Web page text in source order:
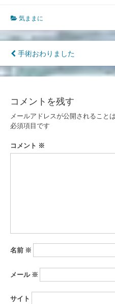
気ままに
投
稿
ビ
ゲ
ー
シ
手術おわりました
コメントを残す
メールアドレスが公開されること
必須項目です
コメント ※
名前 ※
メール ※
サイト